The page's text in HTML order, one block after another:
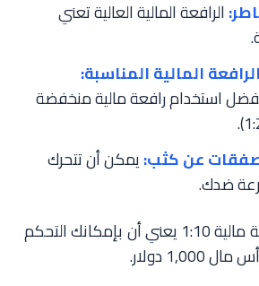
الرافعة المالية العالية تعني
المالية المناسبة:
يفضل استخدام رافعة مالية منخفضة
عن كثب:يمكن أن تتحرك
ضدك.
مثال: استخدام رافعة مالية 1:10 يعني أن بإمكانك التحكم